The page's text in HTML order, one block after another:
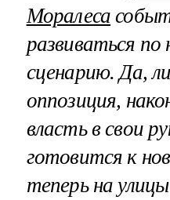
Моралеса
развиваться по
сценарию. Да,
оппозиция,
власть в свои
готовится к
теперь на